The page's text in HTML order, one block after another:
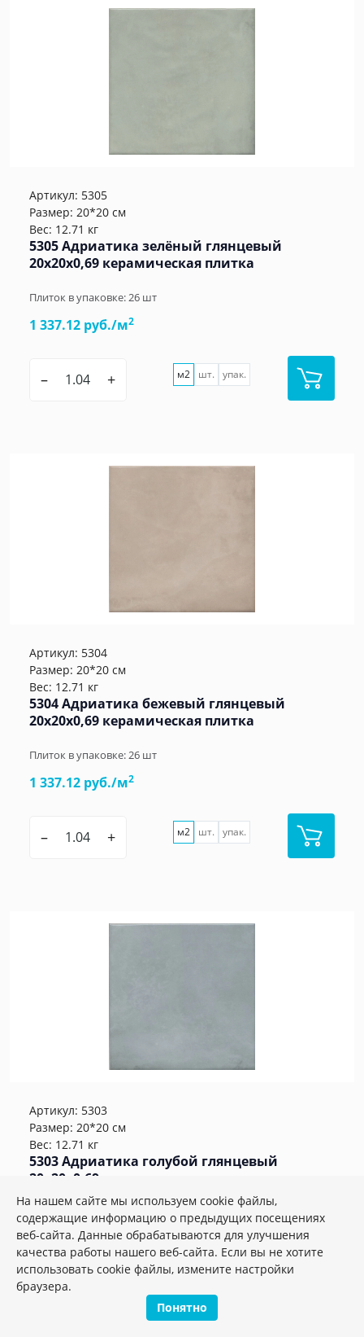
Артикул: 5305
Размер: 20*20 см
Вес: 12.71 кг
5305 Адриатика зелёный глянцевый
20x20x0,69 керамическая плитка
Плиток в упаковке:26 шт
1 337.12 руб./м2
– + м2 шт. упак.
Артикул: 5304
Размер: 20*20 см
Вес: 12.71 кг
5304 Адриатика бежевый глянцевый
20x20x0,69 керамическая плитка
Плиток в упаковке:26 шт
1 337.12 руб./м2
– + м2 шт. упак.
Артикул: 5303
Размер: 20*20 см
Вес: 12.71 кг
5303 Адриатика голубой глянцевый
20x20x0,69 керамическая плитка
Плиток в упаковке:26шт
1 337.12 руб./м2
–
На нашем сайте мы используем cookie файлы,
содержащие информацию о предыдущих посещениях
веб-сайта. Данные обрабатываются для улучшения
качества работы нашего веб-сайта. Если вы не хотите
использовать cookie файлы, измените настройки
браузера.
Понятно